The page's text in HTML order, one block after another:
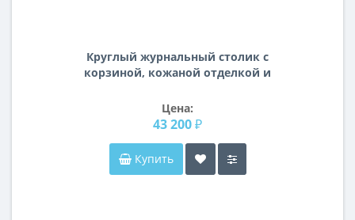
Круглый журнальный столик с
корзиной, кожаной отделкой и
металлическом основании d45*63см
58DB-ET17040
Цена:
43 200 ₽
Купить